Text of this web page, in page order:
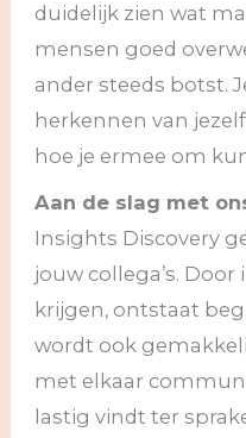
duidelijk zien wat
mensen goed
ander steeds botst.
herkennen van
hoe je ermee om
Aan de slag met
Insights Discovery
jouw collega’s.
krijgen, ontstaat
wordt ook
met elkaar
lastig vindt ter